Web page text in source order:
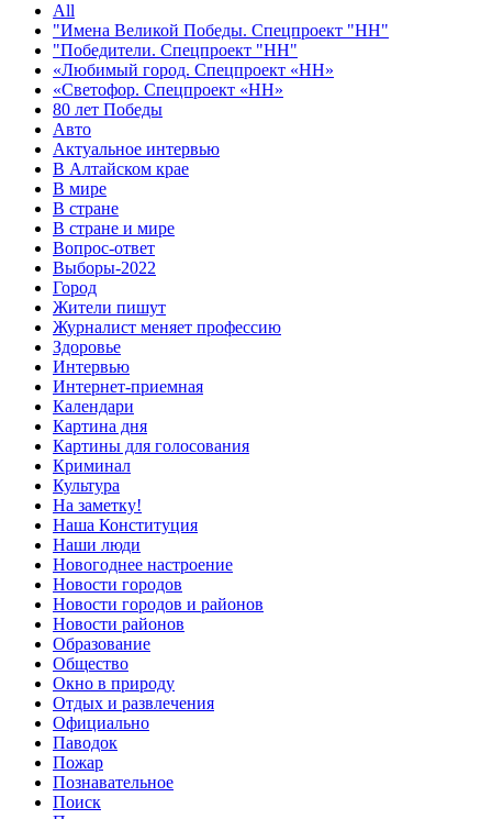
All
"Имена Великой Победы. Спецпроект "НН"
"Победители. Спецпроект "НН"
«Любимый город. Спецпроект «НН»
«Светофор. Спецпроект «НН»
80 лет Победы
Авто
Актуальное интервью
В Алтайском крае
В мире
В стране
В стране и мире
Вопрос-ответ
Выборы-2022
Город
Жители пишут
Журналист меняет профессию
Здоровье
Интервью
Интернет-приемная
Календари
Картина дня
Картины для голосования
Криминал
Культура
На заметку!
Наша Конституция
Наши люди
Новогоднее настроение
Новости городов
Новости городов и районов
Новости районов
Образование
Общество
Окно в природу
Отдых и развлечения
Официально
Паводок
Пожар
Познавательное
Поиск